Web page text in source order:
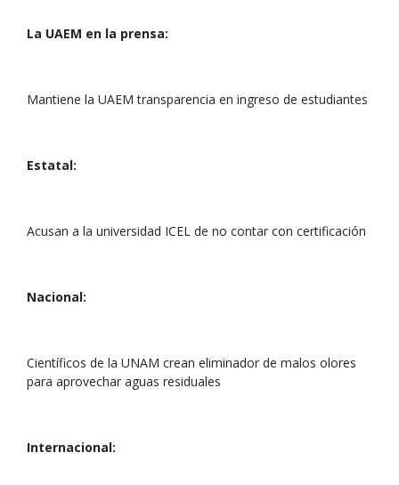
La UAEM en la prensa:
Mantiene la UAEM transparencia en ingreso de estudiantes
Estatal:
Acusan a la universidad ICEL de no contar con certificación
Nacional:
Científicos de la UNAM crean eliminador de malos olores
para aprovechar aguas residuales
Internacional: